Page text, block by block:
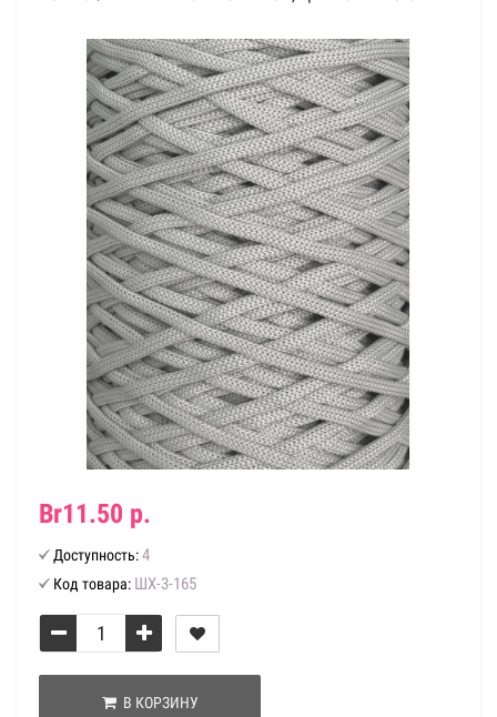
Br11.50 р.
Доступность:4
Код товара: ШХ-3-165
В КОРЗИНУ